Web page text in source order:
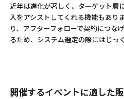
近年は進化が著しく、ターゲット層
入をアシストしてくれる機能もあり
り、アフターフォローで契約につな
るため、システム選定の際にはじっ
開催するイベントに適した